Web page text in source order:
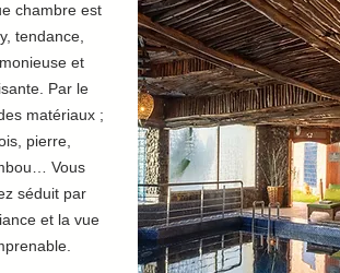
chambre est
tendance,
et
Par le
matériaux ;
pierre,
Vous
séduit par
et la vue